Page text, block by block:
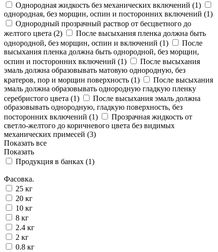
Однородная жидкость без механических включений (1)
однородная, без морщин, оспин и посторонних включений (1)
Однородный прозрачный раствор от бесцветного до
желтого цвета (2)
После высыхания пленка должна быть
однородной, без морщин, оспин и включений (1)
После
высыхания пленка должна быть однородной, без морщин,
оспин и посторонних включений (1)
После высыхания
эмаль должна образовывать матовую однородную, без
кратеров, пор и морщин поверхность (1)
После высыхания
эмаль должна образовывать однородную гладкую пленку
серебристого цвета (1)
После высыхания эмаль должна
образовывать однородную, гладкую поверхность, без
посторонних включений (1)
Прозрачная жидкость от
светло-желтого до коричневого цвета без видимых
механических примесей (3)
Показать все
Показать
Продукция в банках (1)
Фасовка.
25 кг
20 кг
10 кг
8 кг
2.4 кг
2 кг
0.8 кг